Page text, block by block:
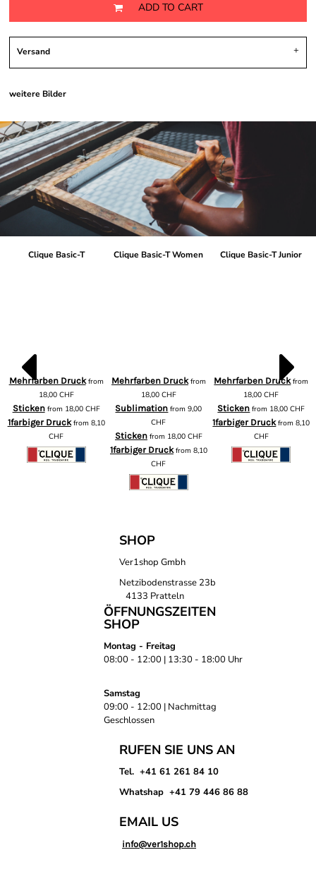
ADD TO CART
Versand
weitere Bilder
Clique Basic-T
Mehrfarben Druckfrom
18,00 CHF
Stickenfrom 18,00 CHF
1farbiger Druckfrom 8,10
CHF
Clique Basic-T Women
Mehrfarben Druckfrom
18,00 CHF
Sublimation from9,00
CHF
Stickenfrom 18,00 CHF
1farbiger Druckfrom 8,10
CHF
Clique Basic-T Junior
Mehrfarben Druckfrom
18,00CHF
Sticken from 18,00CHF
1farbiger Druckfrom8,10
CHF
SHOP
Ver1shop Gmbh
Netzibodenstrasse 23b
4133 Pratteln
ÖFFNUNGSZEITEN
SHOP
Montag - Freitag
08:00 - 12:00 | 13:30 - 18:00 Uhr
Samstag
09:00 - 12:00 | Nachmittag
Geschlossen
RUFEN SIE UNS AN
Tel. +41 61 261 84 10
Whatshap +41 79 446 86 88
EMAIL US
info@ver1shop.ch